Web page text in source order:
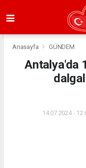
Anasayfa GÜNDEM
Antalya'da
14.07.2024 -